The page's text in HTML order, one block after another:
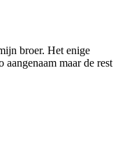
broer. Het enige
maar de rest